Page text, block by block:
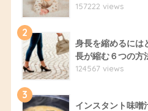
157222 views
2
身長を縮めるには
長が縮む６つの方
124567 views
3
インスタント味噌